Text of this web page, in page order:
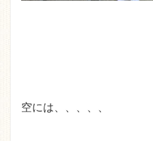
空には、、、、、